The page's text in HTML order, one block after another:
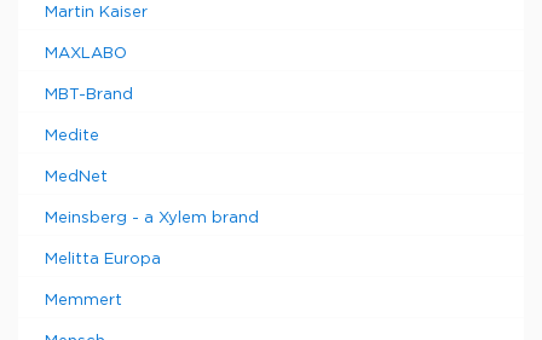
Martin Kaiser
MAXLABO
MBT-Brand
Medite
MedNet
Meinsberg - a Xylem brand
Melitta Europa
Memmert